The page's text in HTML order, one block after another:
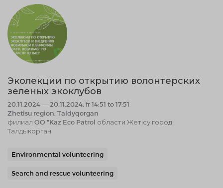
Эколекции по открытию волонтерских
зеленых экоклубов
20.11.2024 — 20.11.2024, fr 14:51 to 17:51
Zhetisu region, Taldyqorgan
филиал OO "Kaz Eco Patrol области Жетісу город
Талдыкорган
Environmental volunteering
Search and rescue volunteering